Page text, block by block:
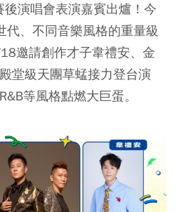
演唱會表演嘉賓出爐！今
代、不同音樂風格的重量級
邀請創作才子韋禮安、金
堂級天團草蜢接力登台演
等風格點燃大巨蛋。